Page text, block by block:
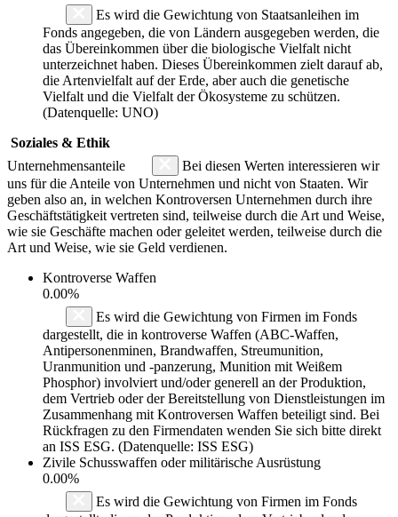
Es wird die Gewichtung von Staatsanleihen im
Fonds angegeben, die von Ländern ausgegeben werden, die
das Übereinkommen über die biologische Vielfalt nicht
unterzeichnet haben. Dieses Übereinkommen zielt darauf ab,
die Artenvielfalt auf der Erde, aber auch die genetische
Vielfalt und die Vielfalt der Ökosysteme zu schützen.
(Datenquelle: UNO)
Soziales & Ethik
Unternehmensanteile
Bei diesen Werten interessieren wir
uns für die Anteile von Unternehmen und nicht von Staaten. Wir
geben also an, in welchen Kontroversen Unternehmen durch ihre
Geschäftstätigkeit vertreten sind, teilweise durch die Art und Weise,
wie sie Geschäfte machen oder geleitet werden, teilweise durch die
Art und Weise, wie sie Geld verdienen.
Kontroverse Waffen
0.00%
Es wird die Gewichtung von Firmen im Fonds
dargestellt, die in kontroverse Waffen (ABC-Waffen,
Antipersonenminen, Brandwaffen, Streumunition,
Uranmunition und -panzerung, Munition mit Weißem
Phosphor) involviert und/oder generell an der Produktion,
dem Vertrieb oder der Bereitstellung von Dienstleistungen im
Zusammenhang mit Kontroversen Waffen beteiligt sind. Bei
Rückfragen zu den Firmendaten wenden Sie sich bitte direkt
an ISS ESG. (Datenquelle: ISS ESG)
Zivile Schusswaffen oder militärische Ausrüstung
0.00%
Es wird die Gewichtung von Firmen im Fonds